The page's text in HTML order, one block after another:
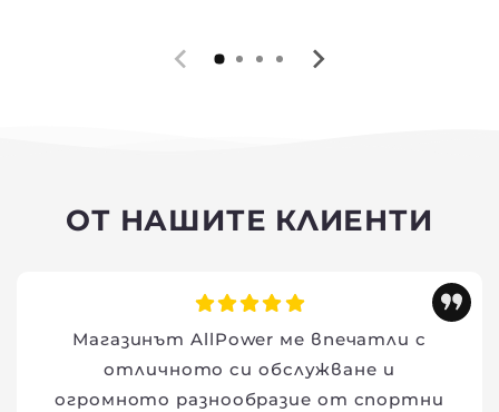
ОТ НАШИТЕ КЛИЕНТИ
Магазинът AllPower ме впечатли с
отличното си обслужване и
огромното разнообразие от спортни